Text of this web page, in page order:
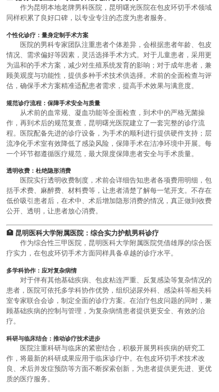
作为昆明本地老牌男科医院，昆明曙光医院在包皮环切手术领域
同样积累了良好口碑，以专业专注的态度为患者服务。
个性化诊疗：量身定制手术方案
医院的男科专家团队注重患者个体差异，会根据患者年龄、包皮
情况、需求偏好等因素，灵活选择手术方式。对于儿童患者，采用更
为温和的手术方案，减少对生殖系统发育的影响；对于成年患者，兼
顾美观度与功能性，提供多种手术技术供选择。术前的全面检查与评
估，确保手术方案精准适配患者需求，提高手术效果与满意度。
规范诊疗流程：保障手术安全与质量
从术前的血常规、凝血功能等全面检查，到术中的严格无菌操
作，再到术后的规范复查，昆明曙光医院建立了一套完整的诊疗流
程。医院配备先进的诊疗设备，为手术的顺利进行提供硬件支持；层
流净化手术室有效降低了感染风险，保障手术在洁净环境中开展。每
一个环节都遵循医疗规范，最大限度保障患者安全与手术质量。
透明收费：杜绝隐形消费
医院实行透明收费制度，术前会详细告知患者各项费用明细，包
括手术费、麻醉费、材料费等，让患者清楚了解每一笔开支。不存在
低价吸引患者后，在术中、术后增加隐形消费的情况，真正做到收费
公开、透明，让患者放心消费。
🏥 昆明医科大学附属医院：综合实力护航男科诊疗
作为综合性三甲医院，昆明医科大学附属医院凭借雄厚的综合医
疗实力，在包皮环切手术方面同样具备卓越的诊疗水平。
多学科协作：应对复杂病情
对于伴有其他基础疾病、包皮粘连严重、反复感染等复杂情况的
患者，医院可依托多学科协作优势，组织泌尿外科、感染科等相关科
室专家联合会诊，制定全面的诊疗方案。在治疗包皮问题的同时，兼
顾基础疾病的控制与管理，为复杂病情患者提供更安全、有效的治
疗。
科研与临床结合：推动诊疗技术进步
医院注重科研与临床的紧密结合，积极开展男科疾病的研究工
作，将最新的科研成果应用于临床诊疗中。在包皮环切手术技术改
良、术后并发症预防等方面不断探索创新，为患者提供更先进、更优
质的医疗服务。